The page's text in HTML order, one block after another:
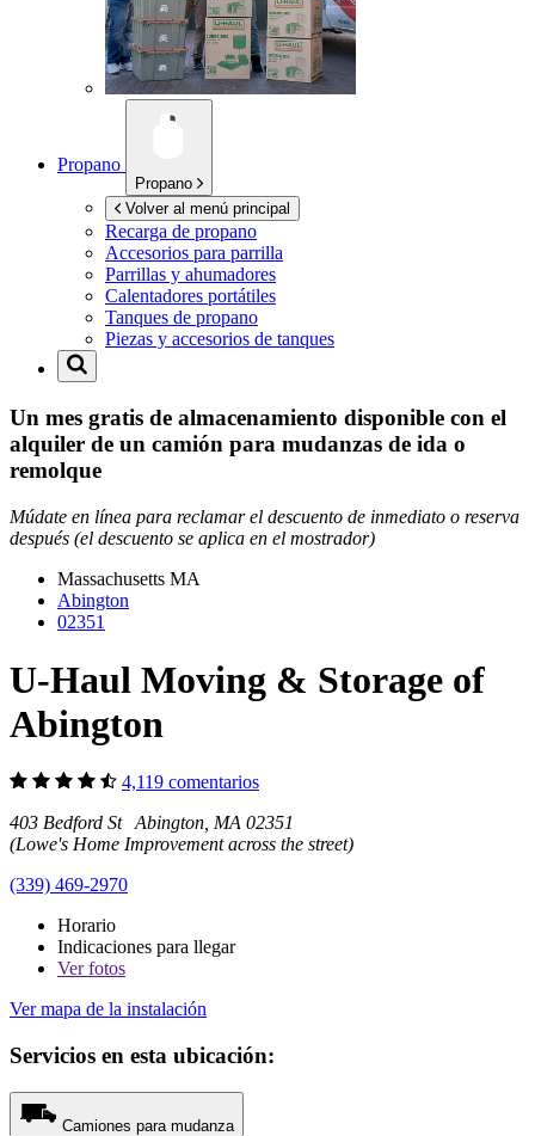
Propano
Propano
Volver al menú principal
Recarga de propano
Accesorios para parrilla
Parrillas y ahumadores
Calentadores portátiles
Tanques de propano
Piezas y accesorios de tanques
Un mes gratis de almacenamiento disponible con el
alquiler de un camión para mudanzas de ida o
remolque
Múdate en línea para reclamar el descuento de inmediato o reserva
después (el descuento se aplica en el mostrador)
Massachusetts MA
Abington
02351
U-Haul Moving & Storage of
Abington
4,119 comentarios
403 Bedford St Abington, MA 02351
(Lowe's Home Improvement across the street)
(339) 469-2970
Horario
Indicaciones para llegar
Verfotos
Ver mapa de la instalación
Servicios en esta ubicación:
Camiones para mudanza